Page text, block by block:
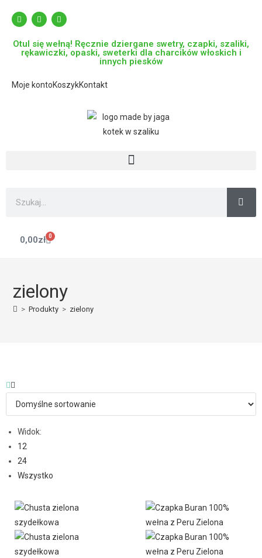
Otul się wełną! Ręcznie dziergane swetry, czapki, szaliki,
rękawiczki, opaski, sweterki dla charcików włoskich i
innych piesków
Moje kontoKoszykKontakt
0,00zł 0
zielony
> Produkty > zielony
Widok:
12
24
Wszystko